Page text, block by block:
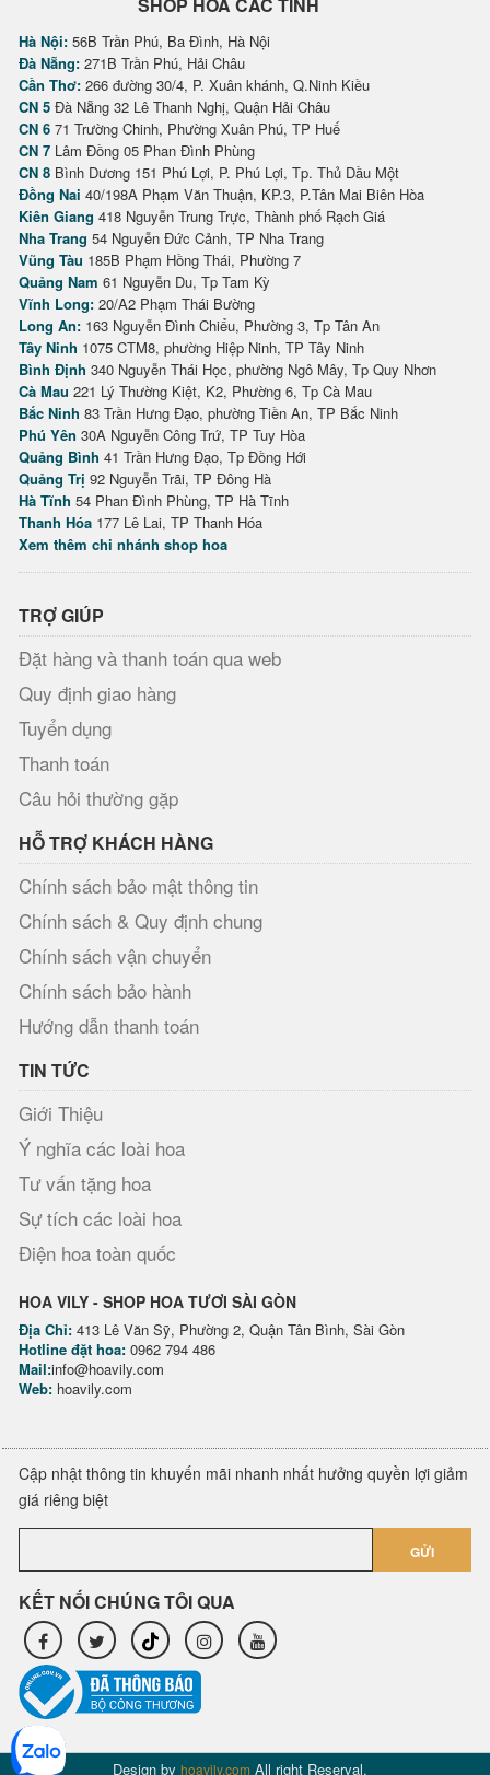
Hà Nội: 56B Trần Phú, Ba Đình, Hà Nội
Đà Nẵng: 271B Trần Phú, Hải Châu
Cần Thơ: 266 đường 30/4, P. Xuân khánh, Q.Ninh Kiều
CN 5 Đà Nẵng 32 Lê Thanh Nghị, Quận Hải Châu
CN 6 71 Trường Chinh, Phường Xuân Phú, TP Huế
CN 7 Lâm Đồng 05 Phan Đình Phùng
CN 8 Bình Dương 151 Phú Lợi, P. Phú Lợi, Tp. Thủ Dầu Một
Đồng Nai 40/198A Phạm Văn Thuận, KP.3, P.Tân Mai Biên Hòa
Kiên Giang 418 Nguyễn Trung Trực, Thành phố Rạch Giá
Nha Trang 54 Nguyễn Đức Cảnh, TP Nha Trang
Vũng Tàu 185B Phạm Hồng Thái, Phường 7
Quảng Nam 61 Nguyễn Du, Tp Tam Kỳ
Vĩnh Long: 20/A2 Phạm Thái Bường
Long An: 163 Nguyễn Đình Chiểu, Phường 3, Tp Tân An
Tây Ninh 1075 CTM8, phường Hiệp Ninh, TP Tây Ninh
Bình Định 340 Nguyễn Thái Học, phường Ngô Mây, Tp Quy Nhơn
Cà Mau 221 Lý Thường Kiệt, K2, Phường 6, Tp Cà Mau
Bắc Ninh 83 Trần Hưng Đạo, phường Tiền An, TP Bắc Ninh
Phú Yên 30A Nguyễn Công Trứ, TP Tuy Hòa
Quảng Bình 41 Trần Hưng Đạo, Tp Đồng Hới
Quảng Trị 92 Nguyễn Trãi, TP Đông Hà
Hà Tĩnh 54 Phan Đình Phùng, TP Hà Tĩnh
Thanh Hóa 177 Lê Lai, TP Thanh Hóa
Xem thêm chi nhánh shop hoa
TRỢ GIÚP
Đặt hàng và thanh toán qua web
Quy định giao hàng
Tuyển dụng
Thanh toán
Câu hỏi thường gặp
HỖ TRỢ KHÁCH HÀNG
Chính sách bảo mật thông tin
Chính sách & Quy định chung
Chính sách vận chuyển
Chính sách bảo hành
Hướng dẫn thanh toán
TIN TỨC
Giới Thiệu
Ý nghĩa các loài hoa
Tư vấn tặng hoa
Sự tích các loài hoa
Điện hoa toàn quốc
HOA VILY - SHOP HOA TƯƠI SÀI GÒN
Địa Chỉ: 413 Lê Văn Sỹ, Phường 2, Quận Tân Bình, Sài Gòn
Hotline đặt hoa: 0962 794 486
Mail:info@hoavily.com
Web: hoavily.com
Cập nhật thông tin khuyến mãi nhanh nhất hưởng quyền lợi giảm
giá riêng biệt
GỬI
KẾT NỐI CHÚNG TÔI QUA
Design by hoavily.com All right Reserval.